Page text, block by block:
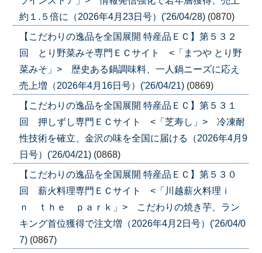
約１.５倍に（2026年4月23日号）('26/04/28) (0870)
【こだわりの逸品を全国展開 特産品ＥＣ】第５３２
回 とり野菜みそ専門ＥＣサイト <「まつや とり野
菜みそ」> 歴史ある鍋調味料、一人鍋ニーズに応え
売上増（2026年4月16日号）('26/04/21) (0869)
【こだわりの逸品を全国展開 特産品ＥＣ】第５３１
回 押しずし専門ＥＣサイト <「芝寿し」> 冷凍耐
性技術を確立、金沢の味を全国に届ける（2026年4月9
日号）('26/04/21) (0868)
【こだわりの逸品を全国展開 特産品ＥＣ】第５３０
回 薪火料理専門ＥＣサイト <「川越薪火料理ｉ
ｎ ｔｈｅ ｐａｒｋ」> こだわりの焼き芋、ラン
キング首位獲得で注文増（2026年4月2日号）('26/04/0
7) (0867)